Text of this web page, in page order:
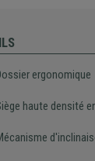
ergonomique
haute densité